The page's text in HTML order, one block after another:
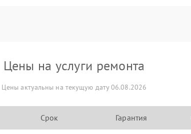
Цены на услуги ремонта
Цены актуальны на текущую дату 06.08.2026
Срок Гарантия